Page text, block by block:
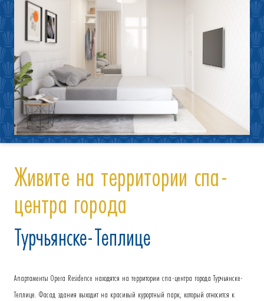
Живите на территории спа-
центра города
Турчьянске-Теплице
Апартаменты Opera Residence находятся на территории спа-центра города Турчьянске-
Теплице. Фасад здания выходит на красивый курортный парк, который относится к